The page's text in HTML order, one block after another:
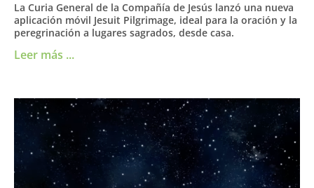
La Curia General de la Compañía de Jesús lanzó una nueva
aplicación móvil Jesuit Pilgrimage, ideal para la oración y la
peregrinación a lugares sagrados, desde casa.
Leer más ...